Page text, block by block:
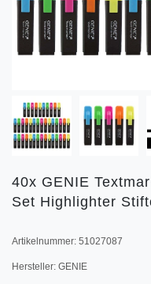
40x GENIE
Set Highlighter
Artikelnummer: 51027087
Hersteller: GENIE